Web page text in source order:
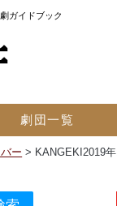
ガイドブック
劇団一覧
ー > KANGEKI2019